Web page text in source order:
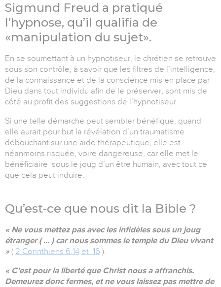
Sigmund Freud a pratiqué
l’hypnose, qu’il qualifia de
«manipulation du sujet».
En se soumettant à un hypnotiseur, le chrétien se retrouve
sous son contrôle, à savoir que les filtres de l’intelligence,
de la connaissance et de la conscience mis en place par
Dieu dans tout individu afin de le préserver, sont mis de
côté au profit des suggestions de l’hypnotiseur.
Si une telle démarche peut sembler bénéfique, quand
elle aurait pour but la révélation d’un traumatisme
débouchant sur une aide thérapeutique, elle est
néanmoins risquée, voire dangereuse, car elle met le
bénéficiaire sous le joug d’un être humain, avec tout ce
que cela peut induire.
Qu’est-ce que nous dit la Bible ?
« Ne vous mettez pas avec les infidèles sous un joug
étranger ( ... ) car nous sommes le temple du Dieu vivant
»( 2 Corinthiens 6.14 et 16 ).
« C’est pour la liberté que Christ nous a affranchis.
Demeurez donc fermes, et ne vous laissez pas mettre de